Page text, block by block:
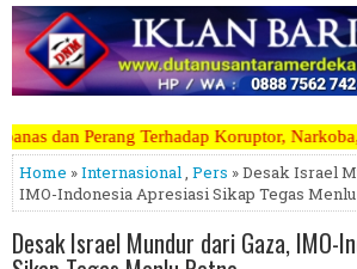
Narkoba, Teroris Musuh
Home »Internasional, Pers » Desak Israel
IMO-Indonesia Apresiasi Sikap Tegas
Desak Israel Mundur dari Gaza, IMO-